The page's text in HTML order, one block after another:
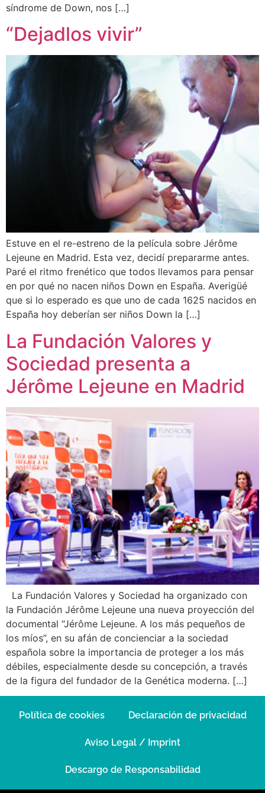
síndrome de Down, nos […]
“Dejadlos vivir”
Estuve en el re-estreno de la película sobre Jérôme
Lejeune en Madrid. Esta vez, decidí prepararme antes.
Paré el ritmo frenético que todos llevamos para pensar
en por qué no nacen niños Down en España. Averigüé
que si lo esperado es que uno de cada 1625 nacidos en
España hoy deberían ser niños Down la […]
La Fundación Valores y
Sociedad presenta a
Jérôme Lejeune en Madrid
La Fundación Valores y Sociedad ha organizado con
la Fundación Jérôme Lejeune una nueva proyección del
documental “Jérôme Lejeune. A los más pequeños de
los míos”, en su afán de concienciar a la sociedad
española sobre la importancia de proteger a los más
débiles, especialmente desde su concepción, a través
de la figura del fundador de la Genética moderna. […]
Política de cookies Declaración de privacidad
Aviso Legal / Imprint
Descargo de Responsabilidad